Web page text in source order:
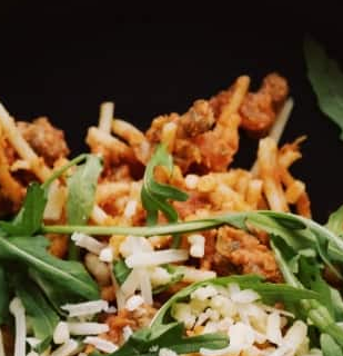
Beer Box | מארז בירות בוטיק ופיצוחים מהשוק
ה – Beer Box שלנו הוא לא סתם מארז בירה.
כאלה שצריך לחפש טוב טוב
תחתיות בירה מטריפות עם
מה ארזנו לכם?